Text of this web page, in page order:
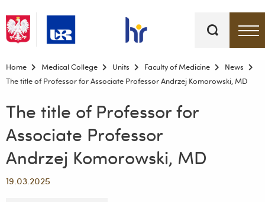
Top bar menu
Home Medical College Units Faculty of Medicine
News
The title of Professor for Associate Professor Andrzej Komorowski, MD
The title of Professor for
Associate Professor
Andrzej Komorowski, MD
19.03.2025